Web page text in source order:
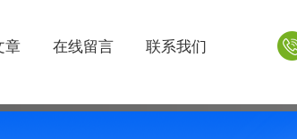
章 在线留言 联系我们